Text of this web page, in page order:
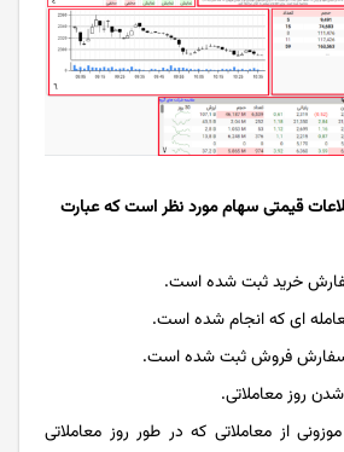
قیمتی سهام مورد نظر است که عبارت
خرید ثبت شده است.
ای که انجام شده است.
سفارش فروش ثبت شده است.
روز معاملاتی.
از معاملاتی که در طور روز معاملاتی